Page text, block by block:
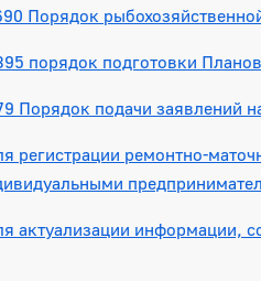
Порядок
порядок подготовки
Порядок подачи заявлений
ремонтно-
актуализации информации,